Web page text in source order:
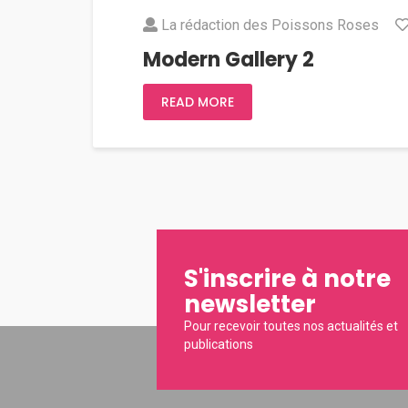
La rédaction des Poissons Roses
Modern Gallery 2
READ MORE
S'inscrire à notre
newsletter
Pour recevoir toutes nos actualités et
publications